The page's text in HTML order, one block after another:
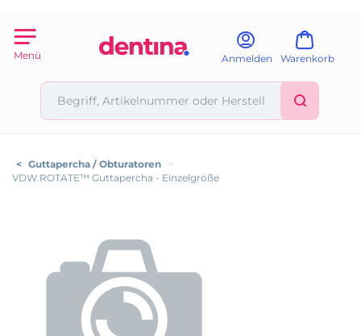
Menü Anmelden Warenkorb
< Guttapercha / Obturatoren >
VDW.ROTATE™ Guttapercha - Einzelgröße